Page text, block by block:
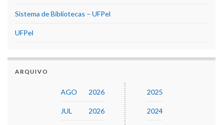
Sistema de Bibliotecas – UFPel
UFPel
ARQUIVO
AGO 2026
JUL 2026
2025
2024